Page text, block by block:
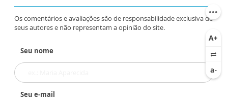
Os comentários e avaliações são de responsabilidade exclusiva de
seus autores e não representam a opinião do site.
Seu nome
Seu e-mail